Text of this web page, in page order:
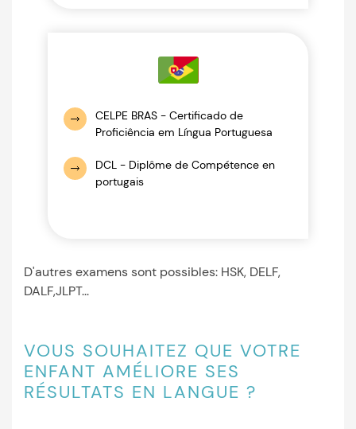
CELPE BRAS - Certificado de
Proficiência em Língua Portuguesa
DCL - Diplôme de Compétence en
portugais
D'autres examens sont possibles: HSK, DELF,
DALF,JLPT...
VOUS SOUHAITEZ QUE VOTRE
ENFANT AMÉLIORE SES
RÉSULTATS EN LANGUE ?